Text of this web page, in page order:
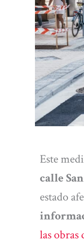
Este
calle
estado
las obras